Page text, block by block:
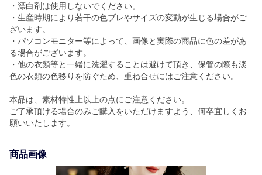
・漂白剤は使用しないでください。
・生産時期により若干の色ブレやサイズの変動が生じる場合がご
ざいます。
・パソコンモニター等によって、画像と実際の商品に色の差があ
る場合がございます。
・他の衣類等と一緒に洗濯することは避けて頂き、保管の際も淡
色の衣類の色移りを防ぐため、重ね合せにはご注意ください。
本品は、素材特性上以上の点にご注意ください。
ご了承頂ける場合のみご購入をいただけますよう、何卒宜しくお
願いいたします。
商品画像